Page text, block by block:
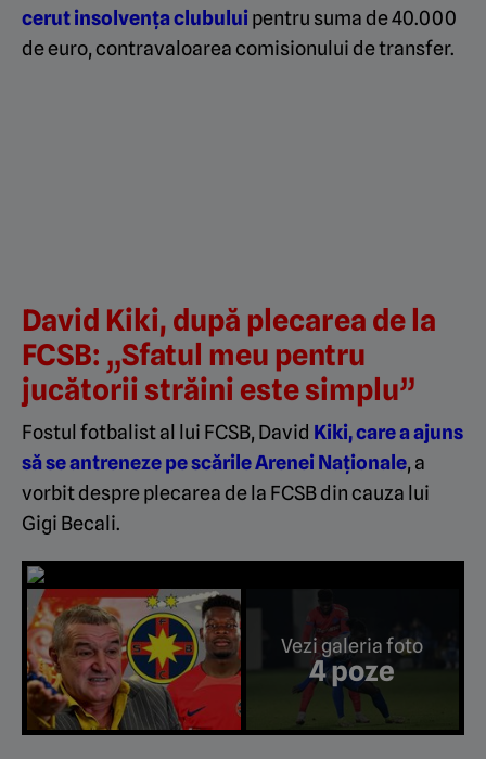
cerut insolvența clubuluipentru suma de 40.000
de euro, contravaloarea comisionului de transfer.
David Kiki, după plecarea de la
FCSB: „Sfatul meu pentru
jucătorii străini este simplu”
Fostul fotbalist al lui FCSB, David Kiki, care a ajuns
să se antreneze pe scările Arenei Naționale, a
vorbit despre plecarea de la FCSB din cauza lui
Gigi Becali.
Vezi galeria foto
4 poze